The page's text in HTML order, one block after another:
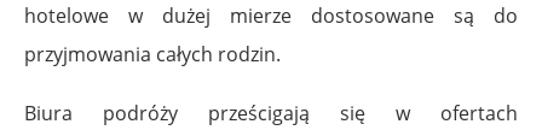
hotelowe w dużej mierze dostosowane są do
przyjmowania całych rodzin.
Biura podróży prześcigają się w ofertach